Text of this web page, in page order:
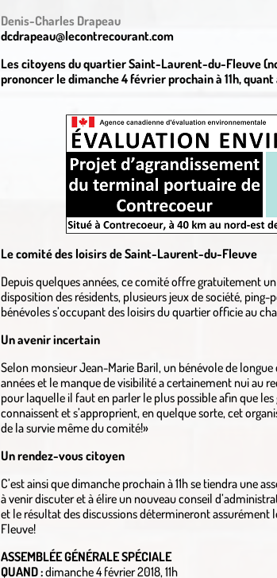
Denis-Charles Drapeau
dcdrapeau@lecontrecourant.com
Les citoyens du quartier Saint-Laurent-du-Fleuve
prononcer le dimanche 4 février prochain à 11h,
Le comité des loisirs de Saint-Laurent-du-Fleuve
Depuis quelques années, ce comité offre gratuitement
disposition des résidents, plusieurs jeux de société,
bénévoles s’occupant des loisirs du quartier officie au
Un avenir incertain
Selon monsieur Jean-Marie Baril, un bénévole de
années et le manque de visibilité a certainement nui au
pour laquelle il faut en parler le plus possible afin que les
connaissent et s’approprient, en quelque sorte, cet
de la survie même du comité!»
Un rendez-vous citoyen
C’est ainsi que dimanche prochain à 11h se tiendra une
à venir discuter et à élire un nouveau conseil
et le résultat des discussions détermineront
Fleuve!
ASSEMBLÉE GÉNÉRALE SPÉCIALE
QUAND :dimanche 4 février 2018, 11h